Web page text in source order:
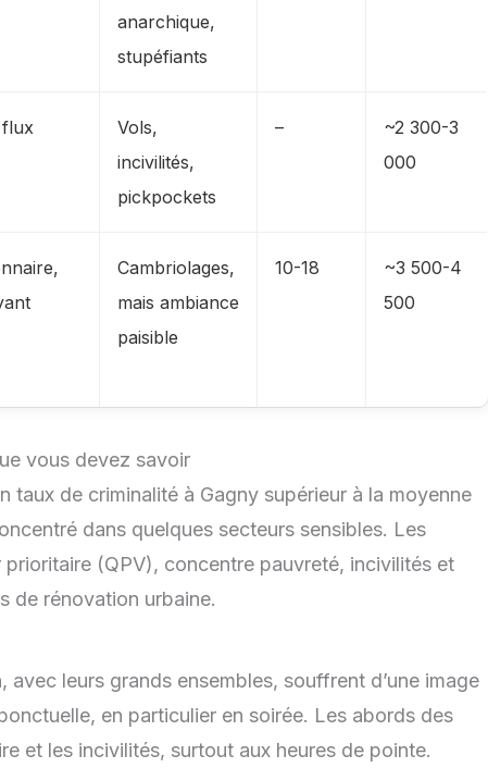
anarchique,
stupéfiants
Vols,
incivilités,
pickpockets
–
~2 300-3
000
Cambriolages,
mais ambiance
paisible
10-18
~3 500-4
500
vous devez savoir
taux de criminalité à Gagny supérieur à la moyenne
dans quelques secteurs sensibles. Les
prioritaire (QPV), concentre pauvreté, incivilités et
de rénovation urbaine.
leurs grands ensembles, souffrent d’une image
en particulier en soirée. Les abords des
et les incivilités, surtout aux heures de pointe.